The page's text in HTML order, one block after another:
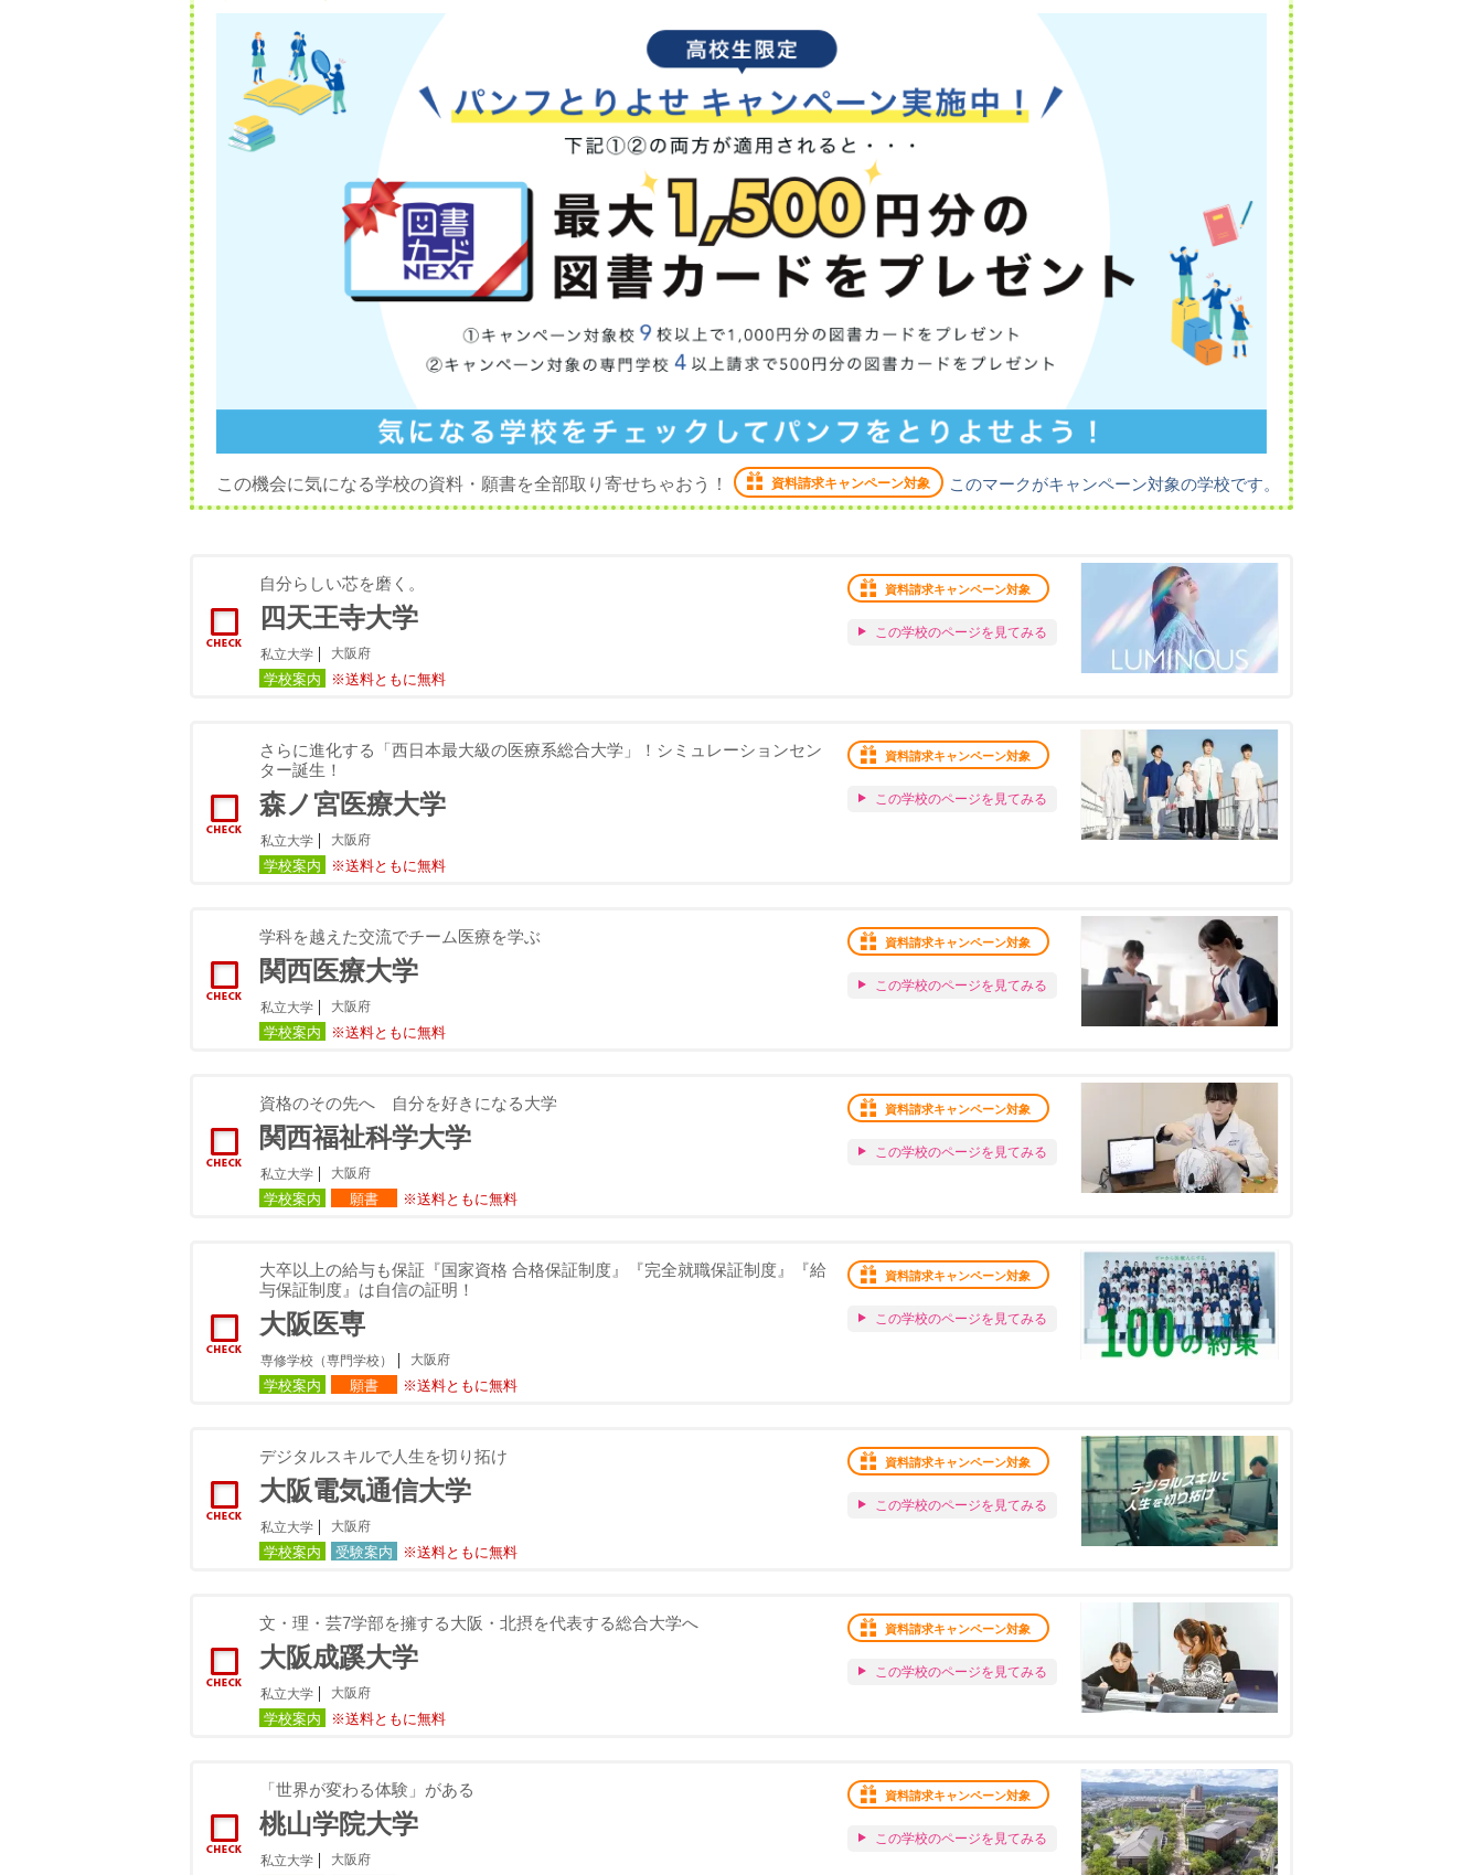
この機会に気になる学校の資料・願書を全部取り寄せちゃおう！ 資料請求キャンペーン対象 このマークがキャンペーン対象の学校です。
自分らしい芯を磨く。
四天王寺大学
私立大学 大阪府
学校案内 ※送料ともに無料
資料請求キャンペーン対象
この学校のページを見てみる
さらに進化する「西日本最大級の医療系総合大学」！シミュレーションセン
ター誕生！
森ノ宮医療大学
私立大学 大阪府
学校案内 ※送料ともに無料
資料請求キャンペーン対象
この学校のページを見てみる
学科を越えた交流でチーム医療を学ぶ
関西医療大学
私立大学 大阪府
学校案内 ※送料ともに無料
資料請求キャンペーン対象
この学校のページを見てみる
資格のその先へ 自分を好きになる大学
関西福祉科学大学
私立大学 大阪府
学校案内 願書 ※送料ともに無料
資料請求キャンペーン対象
この学校のページを見てみる
大卒以上の給与も保証『国家資格 合格保証制度』『完全就職保証制度』『給
与保証制度』は自信の証明！
大阪医専
専修学校（専門学校） 大阪府
学校案内 願書 ※送料ともに無料
資料請求キャンペーン対象
この学校のページを見てみる
デジタルスキルで人生を切り拓け
大阪電気通信大学
私立大学 大阪府
学校案内 受験案内 ※送料ともに無料
資料請求キャンペーン対象
この学校のページを見てみる
文・理・芸7学部を擁する大阪・北摂を代表する総合大学へ
大阪成蹊大学
私立大学 大阪府
学校案内 ※送料ともに無料
資料請求キャンペーン対象
この学校のページを見てみる
「世界が変わる体験」がある
桃山学院大学
私立大学 大阪府
資料請求キャンペーン対象
この学校のページを見てみる